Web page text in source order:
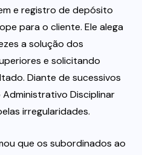
e registro de depósito
para o cliente. Ele alega
a solução dos
e solicitando
Diante de sucessivos
Disciplinar
irregularidades.
que os subordinados ao